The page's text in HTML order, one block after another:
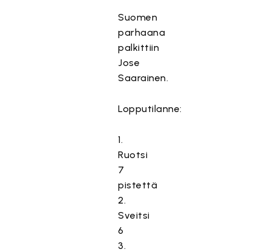
Suomen
parhaana
palkittiin
Jose
Saarainen.
Lopputilanne:
1.
Ruotsi
7
pistettä
2.
Sveitsi
6
3.